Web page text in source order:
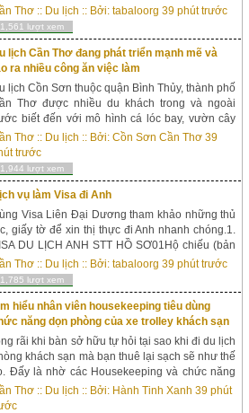
Sau khi tổng hợp những câu hỏi này thì
dành riêng 1 bài này ...
Thơ :: Du lịch :: Bởi:tabaloorg 39 phút trước
1,561 lượt xem
lịch Cần Thơ đang phát triển mạnh mẽ và
ra nhiều công ăn việc làm
lịch Cồn Sơn thuộc quận Bình Thủy, thành phố
Thơ được nhiều du khách trong và ngoài
biết đến với mô hình cá lóc bay, vườn cây
trái, vườn cò hay mô hình du lịch trải nghiệm
Làm bánh dân ...
Thơ :: Du lịch :: Bởi:Cồn Sơn Cần Thơ 39
trước
1,944 lượt xem
vụ làm Visa đi Anh
Visa Liên Đại Dương tham khảo những thủ
giấy tờ để xin thị thực đi Anh nhanh chóng.1.
DU LỊCH ANH STT HỒ SƠ01Hộ chiếu (bản
còn hạn 6 tháng, có chữ ký, hộ chiếu cũ
có)).021 hình 4 x 6 (nền trắng, không
Thơ :: Du lịch :: Bởi:tabaloorg 39 phút trước
1,785 lượt xem
hiểu nhân viên housekeeping tiêu dùng
năng dọn phòng của xe trolley khách sạn
rãi khi bàn sở hữu tự hỏi tại sao khi đi du lịch
khách sạn mà bạn thuê lại sạch sẽ như thế
Đấy là nhờ các Housekeeping và chức năng
phòng của Xe trolley. >> Bài viết liên
http://hanhtinhxanh.com.v...
Thơ :: Du lịch :: Bởi: Hành Tinh Xanh 39 phút